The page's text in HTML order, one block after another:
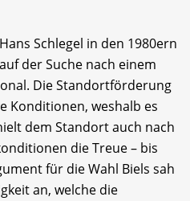
Schlegel in den 1980ern
der Suche nach einem
Die Standortförderung
Konditionen, weshalb es
dem Standort auch nach
die Treue – bis
für die Wahl Biels sah
an, welche die